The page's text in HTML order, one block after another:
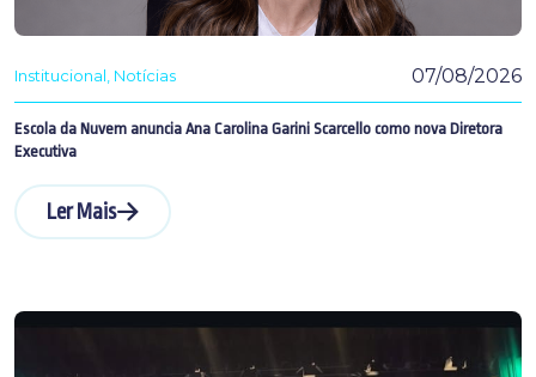
Institucional Notícias 07/08/2026
Escola da Nuvem anuncia Ana Carolina Garini Scarcello como nova Diretora
Executiva
Ler Mais